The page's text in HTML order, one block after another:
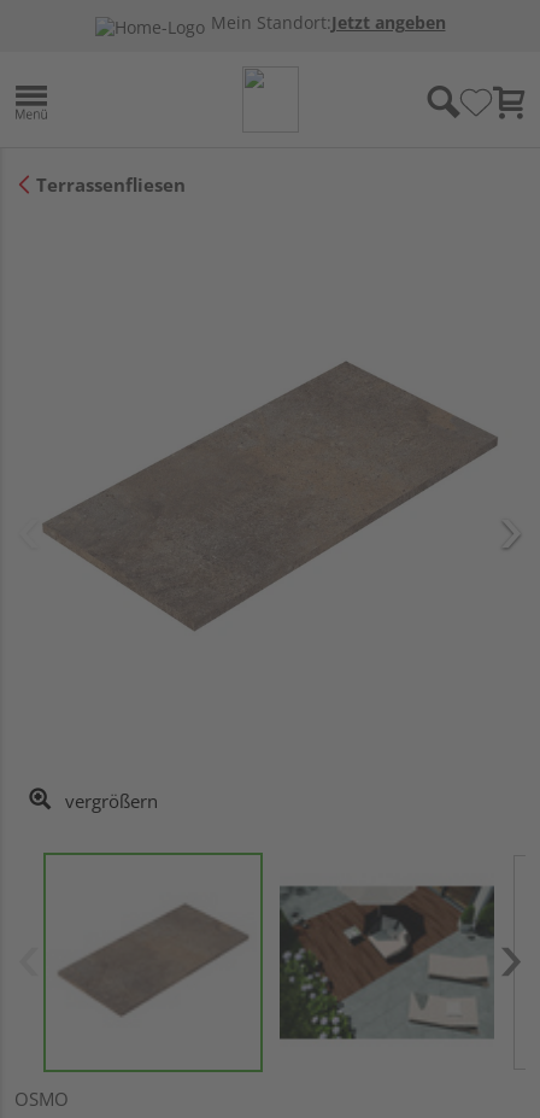
Mein Standort:Jetzt angeben
Terrassenfliesen
vergrößern
OSMO